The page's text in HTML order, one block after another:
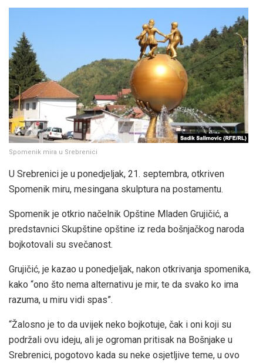
Spomenik mira u Srebrenici
U Srebrenici je u ponedjeljak, 21. septembra, otkriven
Spomenik miru, mesingana skulptura na postamentu.
Spomenik je otkrio načelnik Opštine Mladen Grujičić, a
predstavnici Skupštine opštine iz reda bošnjačkog naroda
bojkotovali su svečanost.
Grujičić, je kazao u ponedjeljak, nakon otkrivanja spomenika,
kako “ono što nema alternativu je mir, te da svako ko ima
razuma, u miru vidi spas”.
“Žalosno je to da uvijek neko bojkotuje, čak i oni koji su
podržali ovu ideju, ali je ogroman pritisak na Bošnjake u
Srebrenici, pogotovo kada su neke osjetljive teme, u ovo